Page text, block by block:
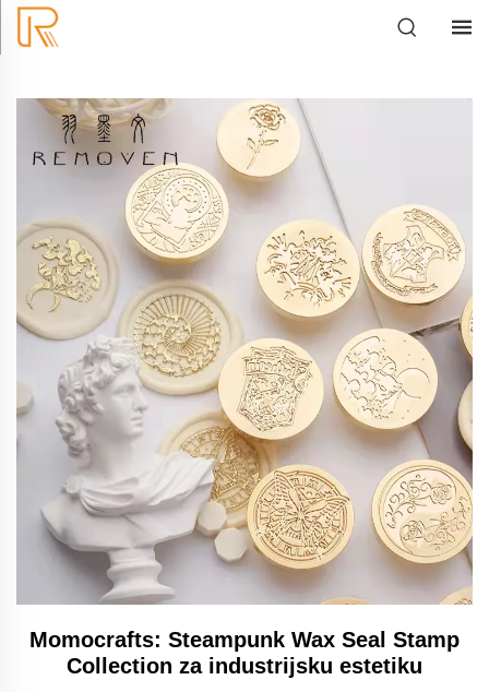
Momocrafts: Steampunk Wax Seal Stamp
Collection za industrijsku estetiku